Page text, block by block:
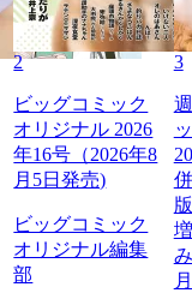
2
ビッグコミック
オリジナル 2026
年16号（2026年8
月5日発売)
ビッグコミック
オリジナル編集
部
3